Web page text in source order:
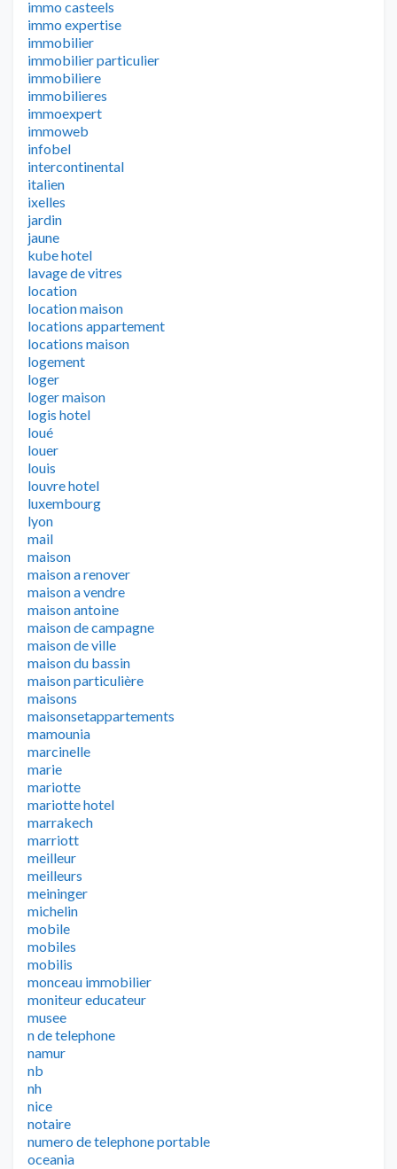
immo casteels
immo expertise
immobilier
immobilier particulier
immobiliere
immobilieres
immoexpert
immoweb
infobel
intercontinental
italien
ixelles
jardin
jaune
kube hotel
lavage de vitres
location
location maison
locations appartement
locations maison
logement
loger
loger maison
logis hotel
loué
louer
louis
louvre hotel
luxembourg
lyon
mail
maison
maison a renover
maison a vendre
maison antoine
maison de campagne
maison de ville
maison du bassin
maison particulière
maisons
maisonsetappartements
mamounia
marcinelle
marie
mariotte
mariotte hotel
marrakech
marriott
meilleur
meilleurs
meininger
michelin
mobile
mobiles
mobilis
monceau immobilier
moniteur educateur
musee
n de telephone
namur
nb
nh
nice
notaire
numero de telephone portable
oceania